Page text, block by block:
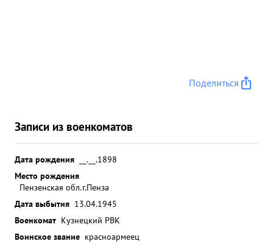
Поделиться
Записи из военкоматов
Дата рождения
__.__.1898
Место рождения
Пензенская обл.г.Пенза
Дата выбытия 13.04.1945
Военкомат Кузнецкий РВК
Воинское звание красноармеец